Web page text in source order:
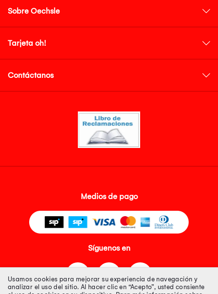
Sobre Oechsle
Tarjeta oh!
Contáctanos
Medios de pago
Síguenos en
Usamos cookies para mejorar su experiencia de navegación y
analizar el uso del sitio. Al hacer clic en “Acepto”, usted consiente